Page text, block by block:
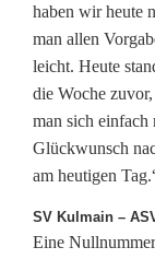
haben wir heute
man allen
leicht. Heute
die Woche
man sich
Glückwunsch
am heutigen
SV Kulmain –
Eine